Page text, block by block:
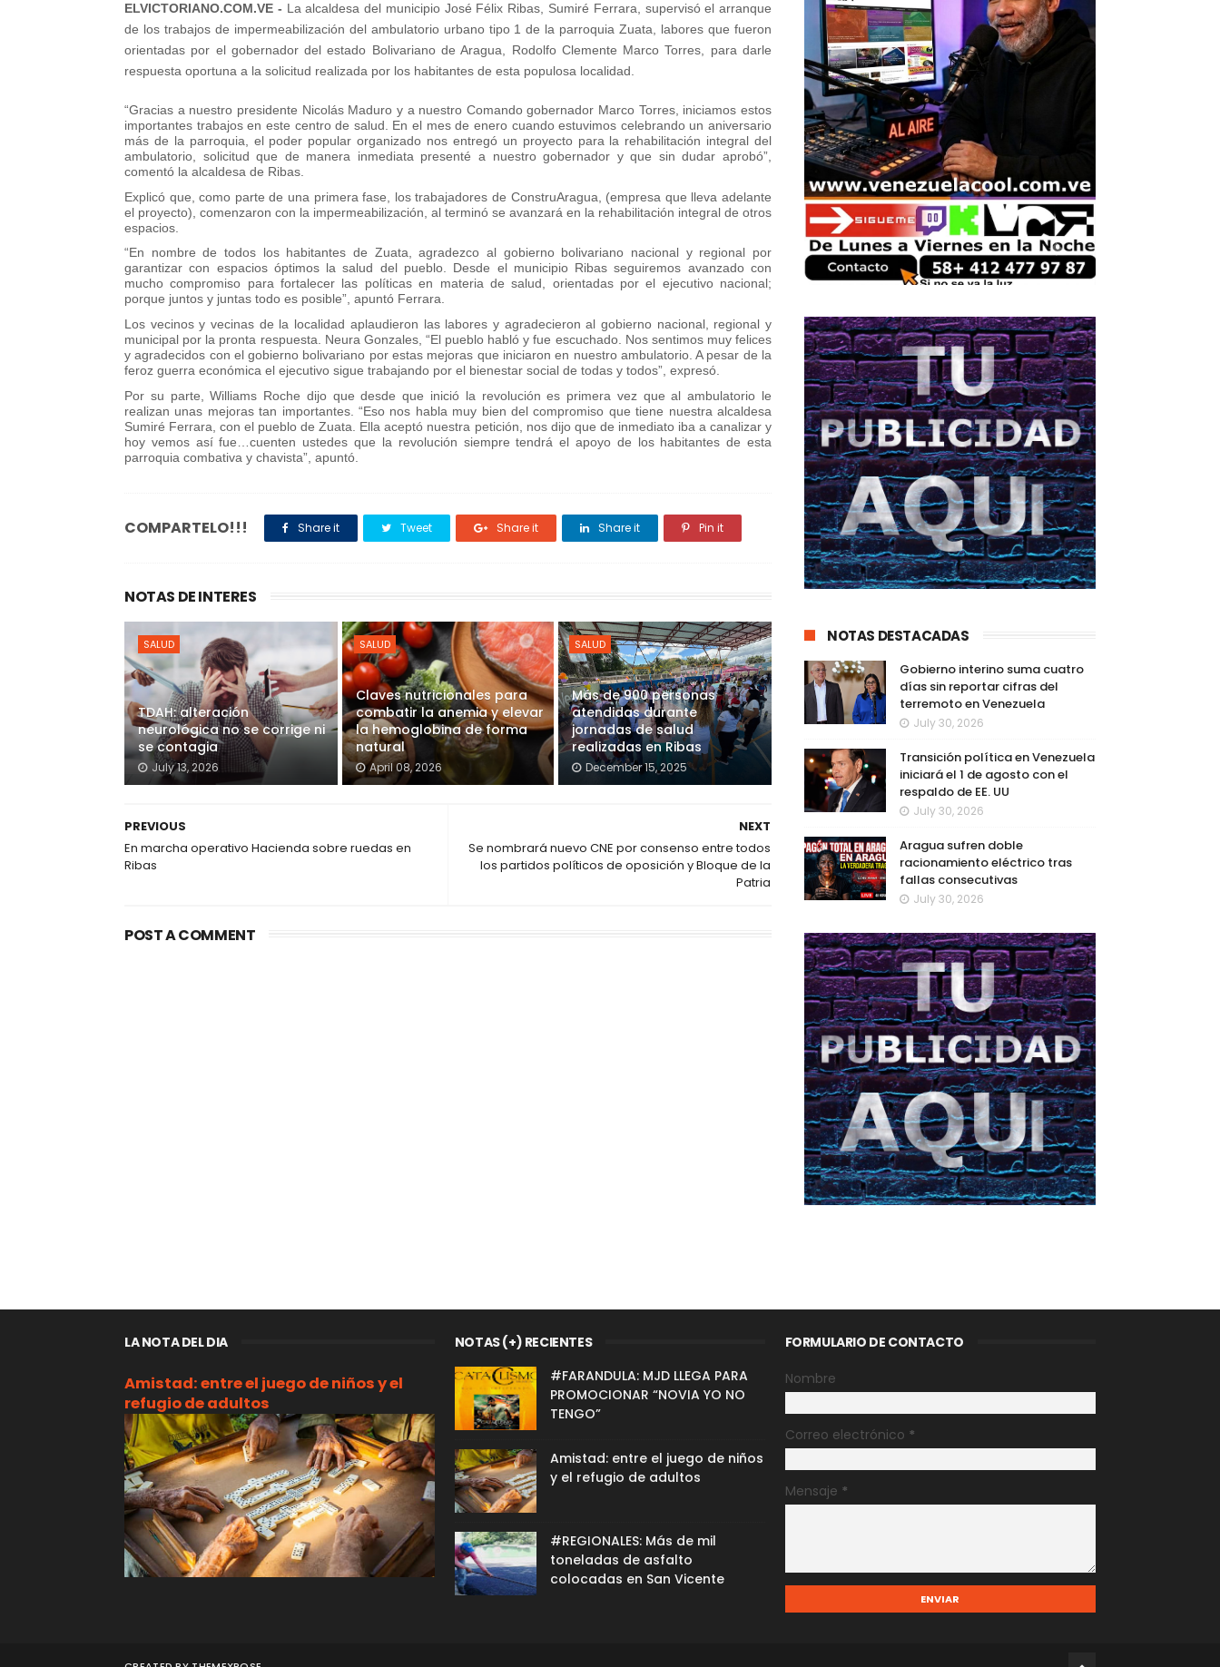
ELVICTORIANO.COM.VE - La alcaldesa del municipio José Félix Ribas, Sumiré Ferrara, supervisó el arranque
de los trabajos de impermeabilización del ambulatorio urbano tipo 1 de la parroquia Zuata, labores que fueron
orientadas por el gobernador del estado Bolivariano de Aragua, Rodolfo Clemente Marco Torres, para darle
respuesta oportuna a la solicitud realizada por los habitantes de esta populosa localidad.
“Gracias a nuestro presidente Nicolás Maduro y a nuestro Comando gobernador Marco Torres, iniciamos estos
importantes trabajos en este centro de salud. En el mes de enero cuando estuvimos celebrando un aniversario
más de la parroquia, el poder popular organizado nos entregó un proyecto para la rehabilitación integral del
ambulatorio, solicitud que de manera inmediata presenté a nuestro gobernador y que sin dudar aprobó”,
comentó la alcaldesa de Ribas.
Explicó que, como parte de una primera fase, los trabajadores de ConstruAragua, (empresa que lleva adelante
el proyecto), comenzaron con la impermeabilización, al terminó se avanzará en la rehabilitación integral de otros
espacios.
“En nombre de todos los habitantes de Zuata, agradezco al gobierno bolivariano nacional y regional por
garantizar con espacios óptimos la salud del pueblo. Desde el municipio Ribas seguiremos avanzado con
mucho compromiso para fortalecer las políticas en materia de salud, orientadas por el ejecutivo nacional;
porque juntos y juntas todo es posible”, apuntó Ferrara.
Los vecinos y vecinas de la localidad aplaudieron las labores y agradecieron al gobierno nacional, regional y
municipal por la pronta respuesta. Neura Gonzales, “El pueblo habló y fue escuchado. Nos sentimos muy felices
y agradecidos con el gobierno bolivariano por estas mejoras que iniciaron en nuestro ambulatorio. A pesar de la
feroz guerra económica el ejecutivo sigue trabajando por el bienestar social de todas y todos”, expresó.
Por su parte, Williams Roche dijo que desde que inició la revolución es primera vez que al ambulatorio le
realizan unas mejoras tan importantes. “Eso nos habla muy bien del compromiso que tiene nuestra alcaldesa
Sumiré Ferrara, con el pueblo de Zuata. Ella aceptó nuestra petición, nos dijo que de inmediato iba a canalizar y
hoy vemos así fue…cuenten ustedes que la revolución siempre tendrá el apoyo de los habitantes de esta
parroquia combativa y chavista”, apuntó.
COMPARTELO!!! Share it Tweet Share it Share it Pin it
NOTAS DE INTERES
SALUD
TDAH: alteración
neurológica no se corrige ni
se contagia
July 13, 2026
SALUD
Claves nutricionales para
combatir la anemia y elevar
la hemoglobina de forma
natural
April 08, 2026
SALUD
Más de 900 personas
atendidas durante
jornadas de salud
realizadas en Ribas
December 15, 2025
NEXT
Se nombrará nuevo CNE por consenso entre todos
los partidos políticos de oposición y Bloque de la
Patria
PREVIOUS
En marcha operativo Hacienda sobre ruedas en
Ribas
POST A COMMENT
NOTAS DESTACADAS
Gobierno interino suma cuatro
días sin reportar cifras del
terremoto en Venezuela
July 30, 2026
Transición política en Venezuela
iniciará el 1 de agosto con el
respaldo de EE. UU
July 30, 2026
Aragua sufren doble
racionamiento eléctrico tras
fallas consecutivas
July 30, 2026
LA NOTA DEL DIA
Amistad: entre el juego de niños y el
refugio de adultos
NOTAS (+) RECIENTES
#FARANDULA: MJD LLEGA PARA
PROMOCIONAR “NOVIA YO NO
TENGO”
Amistad: entre el juego de niños
y el refugio de adultos
#REGIONALES: Más de mil
toneladas de asfalto
colocadas en San Vicente
FORMULARIO DE CONTACTO
Nombre
Correo electrónico *
Mensaje *